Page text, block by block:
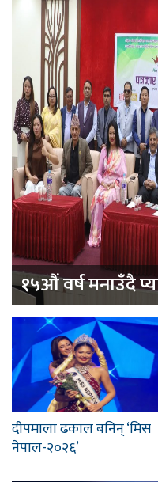
१५औं वर्ष मनाउँदै
दीपमाला ढकाल बनिन् ‘मिस
नेपाल-२०२६’